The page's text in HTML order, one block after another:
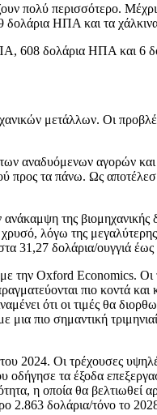
πολύ περισσότερο.
δολάρια ΗΠΑ και τα
608 δολάρια ΗΠΑ και 6
μετάλλων. Οι
αναδυόμενων αγορών
προς τα πάνω. Ως
της
λόγω της
31,27 δολάρια/ουγγιά
Oxford Economics. Οι
πιο κοντά
ότι οι τιμές θα
πιο σημαντική
2024. Οι τρέχουσες
τα έξοδα
η οποία θα βελτιωθεί
2.863 δολάρια/τόνο το